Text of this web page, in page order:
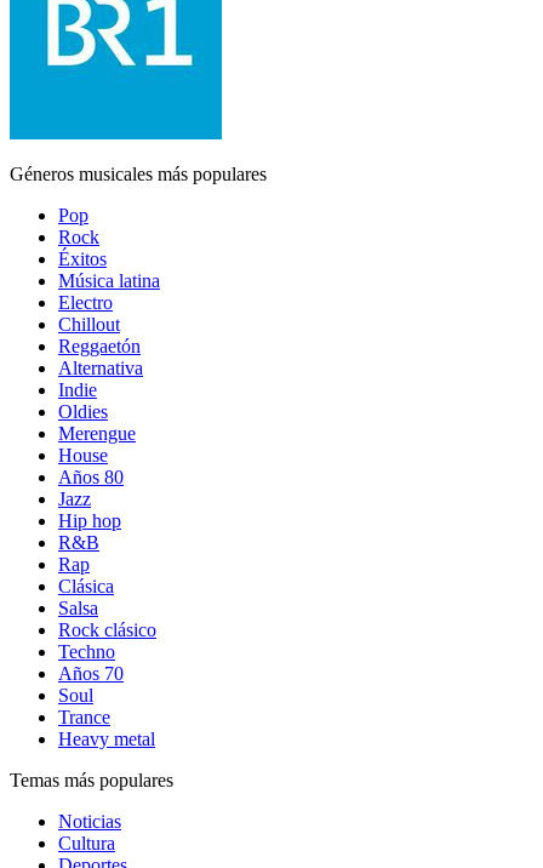
Géneros musicales más populares
Pop
Rock
Éxitos
Música latina
Electro
Chillout
Reggaetón
Alternativa
Indie
Oldies
Merengue
House
Años 80
Jazz
Hip hop
R&B
Rap
Clásica
Salsa
Rock clásico
Techno
Años 70
Soul
Trance
Heavy metal
Temas más populares
Noticias
Cultura